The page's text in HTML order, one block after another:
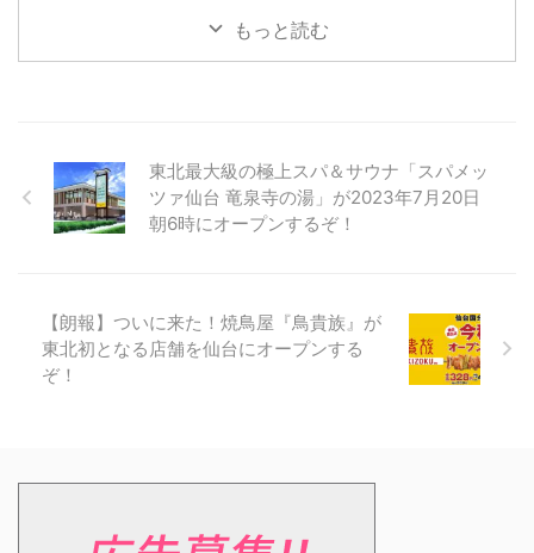
もっと読む
東北最大級の極上スパ＆サウナ「スパメッ
ツァ仙台 竜泉寺の湯」が2023年7月20日
朝6時にオープンするぞ！
【朗報】ついに来た！焼鳥屋『鳥貴族』が
東北初となる店舗を仙台にオープンする
ぞ！